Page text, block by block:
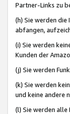
Partner-Links zu
(h) Sie werden
abfangen,
(i) Sie werden
Kunden der
(j) Sie werden
(k) Sie werden
und keine andere
(l) Sie werden alle